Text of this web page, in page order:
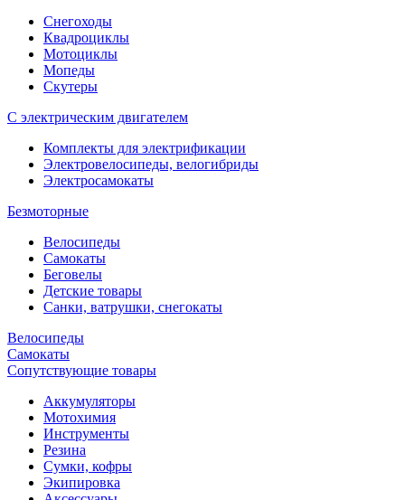
Снегоходы
Квадроциклы
Мотоциклы
Мопеды
Скутеры
С электрическим двигателем
Комплекты для электрификации
Электровелосипеды, велогибриды
Электросамокаты
Безмоторные
Велосипеды
Самокаты
Беговелы
Детские товары
Санки, ватрушки, снегокаты
Велосипеды
Самокаты
Сопутствующие товары
Аккумуляторы
Мотохимия
Инструменты
Резина
Сумки, кофры
Экипировка